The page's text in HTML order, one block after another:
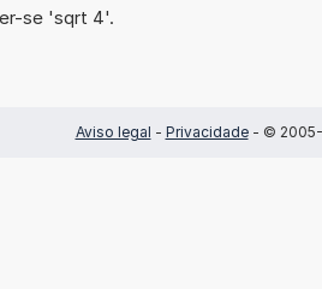
se 'sqrt 4'.
Aviso legal - Privacidade- © 2005-